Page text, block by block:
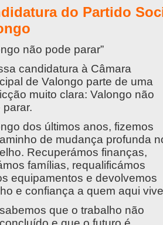
do Partido
não pode parar”
candidatura à Câmara
de Valongo parte de uma
muito clara: Valongo não
parar.
dos últimos anos, fizemos
de mudança profunda
Recuperámos finanças,
famílias, requalificámos
equipamentos e devolvemos
e confiança a quem aqui
que o trabalho não